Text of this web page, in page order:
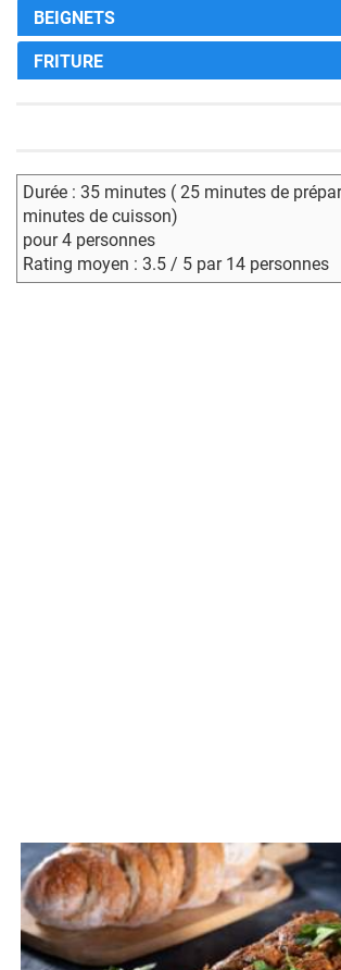
BEIGNETS
FRITURE
Durée : 35 minutes ( 25 minutes de
minutes de cuisson)
pour 4 personnes
Rating moyen : 3.5 / 5 par 14 personnes